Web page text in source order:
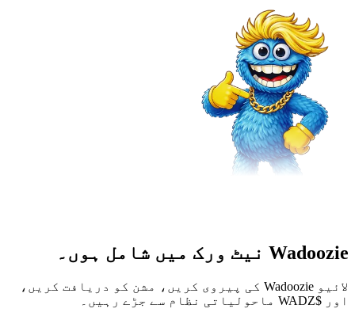
Wadoozie نیٹ ورک میں شامل ہوں۔
لائیو Wadoozie کی پیروی کریں، مشن کو دریافت کریں،
اور $WADZ ماحولیاتی نظام سے جڑے رہیں۔